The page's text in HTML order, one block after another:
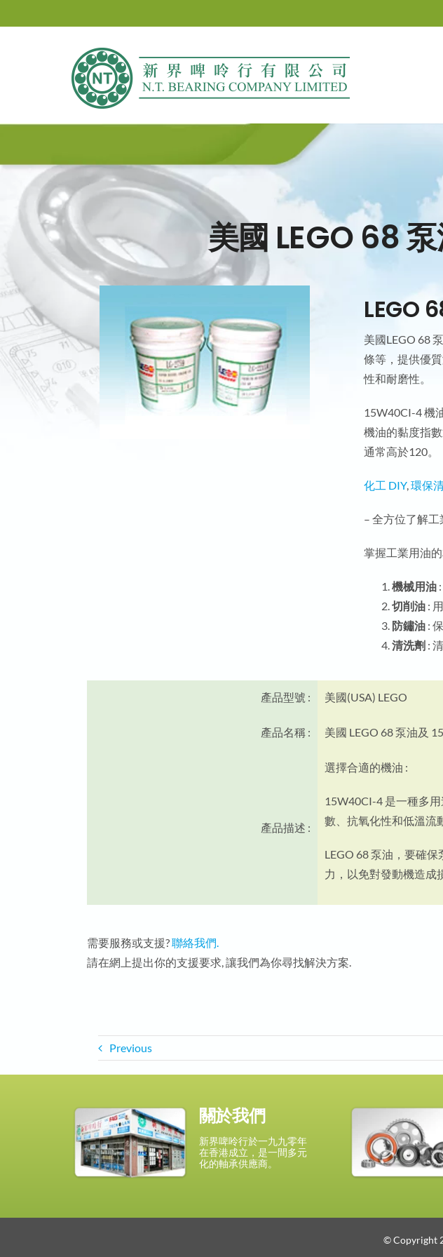
to
美國 LEGO 68
LEGO
美國LEGO 68
條等，提供優
性和耐磨性。
15W40CI-4 機
機油的黏度指
通常高於120。
化工 DIY,環保
– 全方位了解工
掌握工業用油
機械用油
切削油 :
防鏽油 :
清洗劑 :
產品型號 : 美國(USA) LEGO
產品名稱 : 美國 LEGO 68 泵油及
產品描述 :
選擇合適的機油 :
15W40CI-4 是一種多
數、抗氧化性和低溫流
LEGO 68 泵油，要確
力，以免對發動機造成
需要服務或支援?聯絡我們.
請在網上提出你的支援要求, 讓我們為你尋找解決方案.
Previous
關於我們
新界啤呤行於一九九零年
在香港成立，是一間多元
化的軸承供應商。
© Copyright